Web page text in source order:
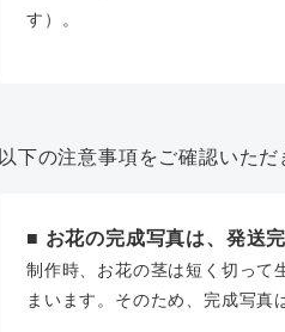
す）。
以下の注意事項をご確認いた
■ お花の完成写真は、発送
制作時、お花の茎は短く切って
まいます。そのため、完成写真